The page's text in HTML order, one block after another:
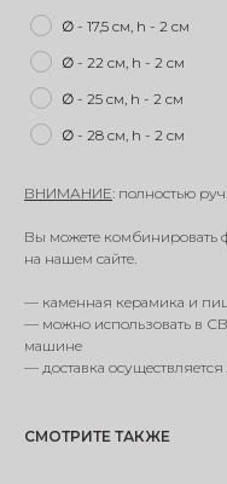
∅ - 17,5 см, h - 2 см
∅ - 22 см, h - 2 см
∅ - 25 см, h - 2 см
∅ - 28 см, h - 2 см
ВНИМАНИЕ: полностью
Вы можете комбинировать
на нашем сайте.
— каменная керамика и
— можно использовать в
машине
— доставка
СМОТРИТЕ ТАКЖЕ